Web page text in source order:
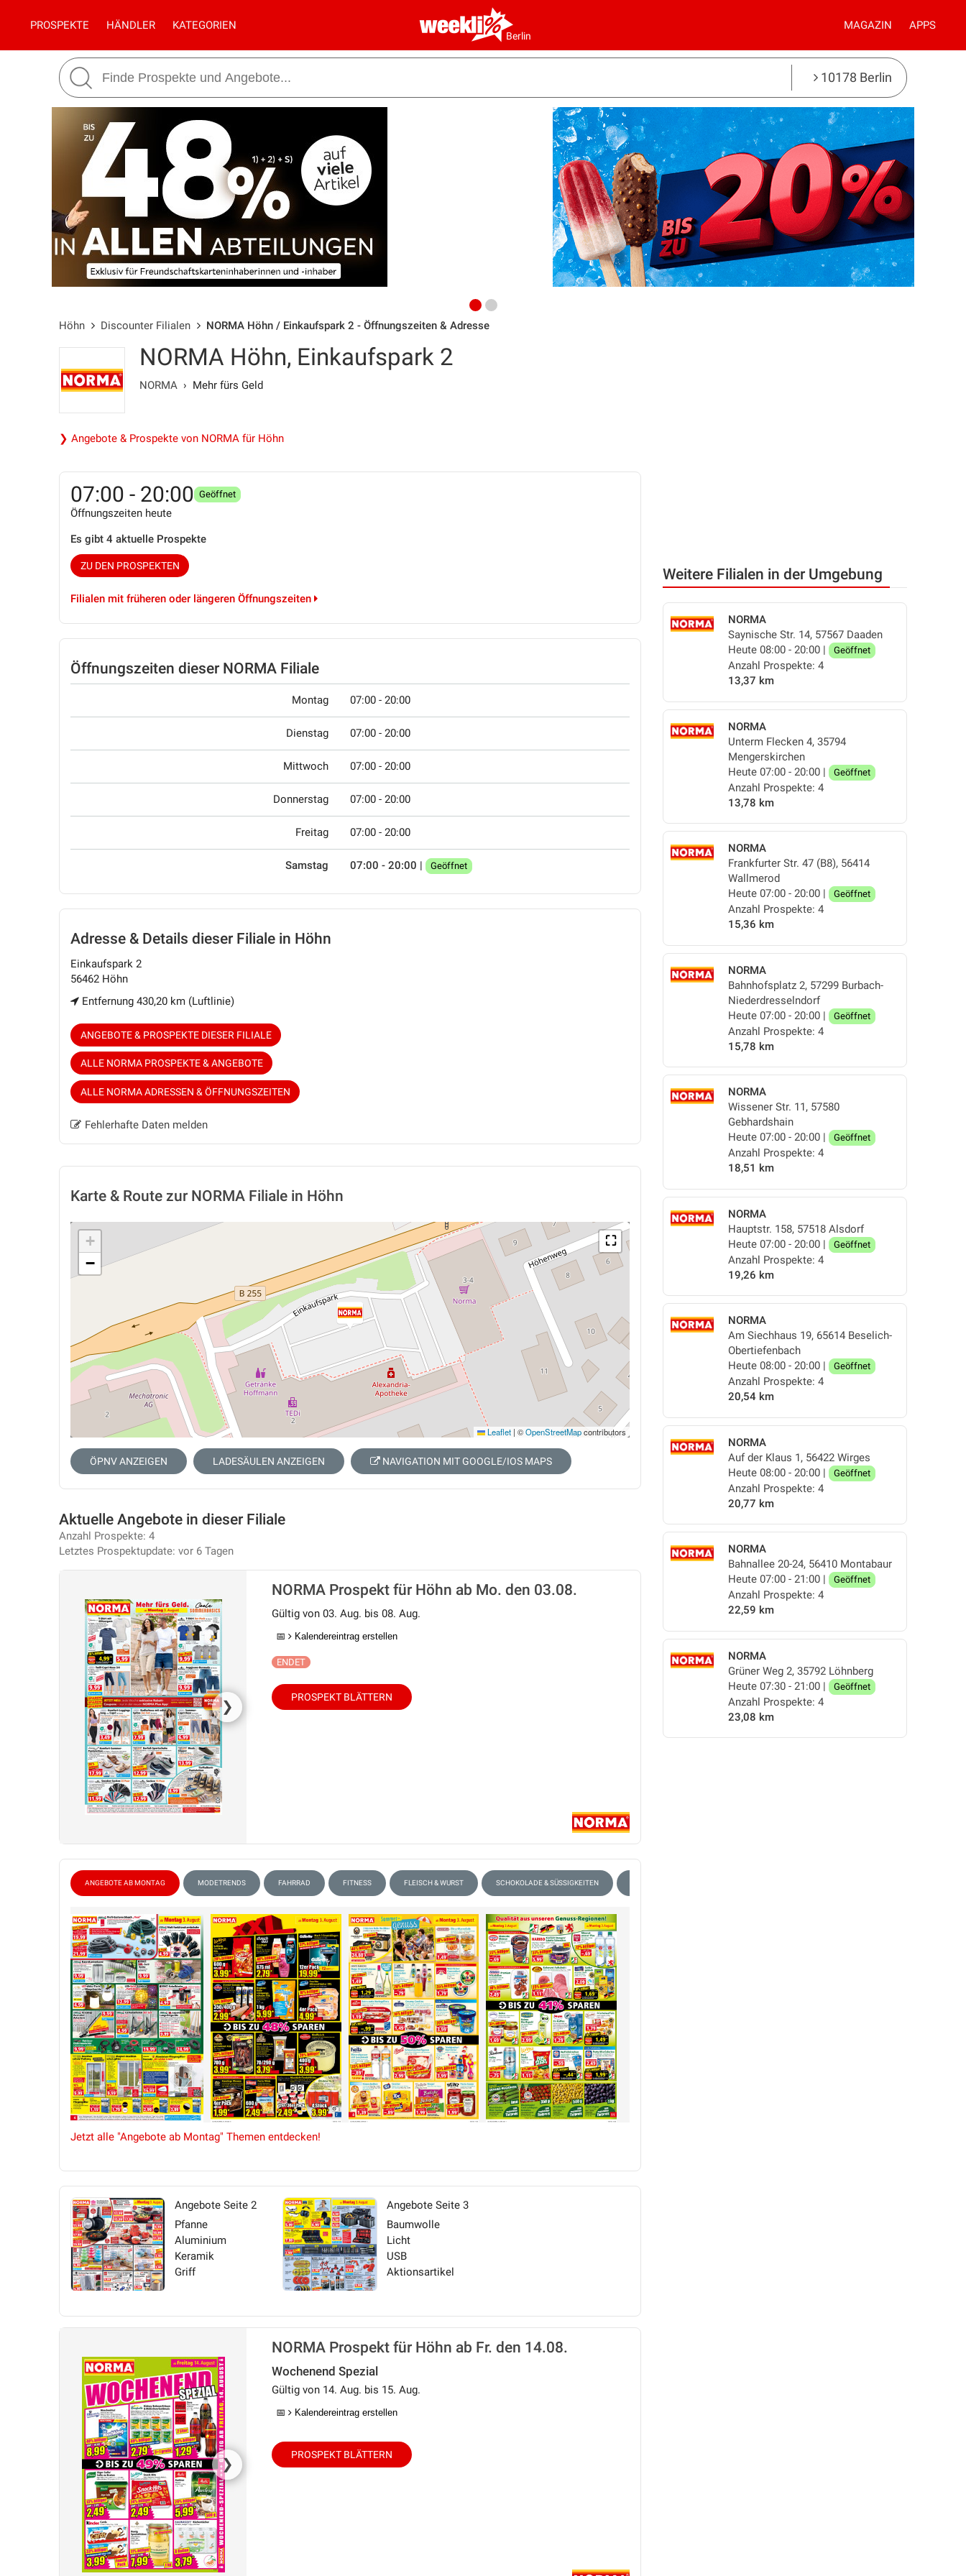
Berlin
PROSPEKTE HÄNDLER KATEGORIEN MAGAZIN APPS
10178 Berlin
Höhn Discounter Filialen NORMA Höhn / Einkaufspark 2 - Öffnungszeiten & Adresse
Weitere Filialen in der Umgebung
NORMA
Saynische Str. 14, 57567 Daaden
Heute 08:00 - 20:00 |
Geöffnet
Anzahl Prospekte: 4
13,37 km
NORMA
Unterm Flecken 4, 35794
Mengerskirchen
Heute 07:00 - 20:00 |
Geöffnet
Anzahl Prospekte: 4
13,78 km
NORMA
Frankfurter Str. 47 (B8), 56414
Wallmerod
Heute 07:00 - 20:00 |
Geöffnet
Anzahl Prospekte: 4
15,36 km
NORMA
Bahnhofsplatz 2, 57299 Burbach-
Niederdresselndorf
Heute 07:00 - 20:00 |
Geöffnet
Anzahl Prospekte: 4
15,78 km
NORMA
Wissener Str. 11, 57580
Gebhardshain
Heute 07:00 - 20:00 |
Geöffnet
Anzahl Prospekte: 4
18,51 km
NORMA
Hauptstr. 158, 57518 Alsdorf
Heute 07:00 - 20:00 |
Geöffnet
Anzahl Prospekte: 4
19,26 km
NORMA
Am Siechhaus 19, 65614 Beselich-
Obertiefenbach
Heute 08:00 - 20:00 |
Geöffnet
Anzahl Prospekte: 4
20,54 km
NORMA
Auf der Klaus 1, 56422 Wirges
Heute 08:00 - 20:00 |
Geöffnet
Anzahl Prospekte: 4
20,77 km
NORMA
Bahnallee 20-24, 56410 Montabaur
Heute 07:00 - 21:00 |
Geöffnet
Anzahl Prospekte: 4
22,59 km
NORMA
Grüner Weg 2, 35792 Löhnberg
Heute 07:30 - 21:00 |
Geöffnet
Anzahl Prospekte: 4
23,08 km
NORMA Höhn, Einkaufspark 2
NORMA › Mehr fürs Geld
❯ Angebote & Prospekte von NORMA für Höhn
07:00 - 20:00 Geöffnet
Öffnungszeiten heute
Es gibt 4 aktuelle Prospekte
ZU DEN PROSPEKTEN
Filialen mit früheren oder längeren Öffnungszeiten
Öffnungszeiten dieser NORMA Filiale
Montag 07:00 - 20:00
Dienstag 07:00 - 20:00
Mittwoch 07:00 - 20:00
Donnerstag 07:00 - 20:00
Freitag 07:00 - 20:00
Samstag 07:00 - 20:00 | Geöffnet
Adresse & Details dieser Filiale in Höhn
Einkaufspark 2
56462 Höhn
Entfernung 430,20 km (Luftlinie)
ANGEBOTE & PROSPEKTE DIESER FILIALE
ALLE NORMA PROSPEKTE & ANGEBOTE
ALLE NORMA ADRESSEN & ÖFFNUNGSZEITEN
Fehlerhafte Daten melden
Karte & Route zur NORMA Filiale in Höhn
⛶
+
−
Leaflet | ©OpenStreetMapcontributors
ÖPNV ANZEIGEN LADESÄULEN ANZEIGEN NAVIGATION MIT GOOGLE/IOS MAPS
Aktuelle Angebote in dieser Filiale
Anzahl Prospekte: 4
Letztes Prospektupdate: vor 6 Tagen
❯
NORMA Prospekt für Höhn ab Mo. den 03.08.
Gültig von 03. Aug. bis 08. Aug.
📅 Kalendereintrag erstellen
PROSPEKT BLÄTTERN
ANGEBOTE AB MONTAG MODETRENDS FAHRRAD FITNESS FLEISCH & WURST SCHOKOLADE & SÜSSIGKEITEN
Jetzt alle "Angebote ab Montag" Themen entdecken!
Angebote Seite 2
Pfanne
Aluminium
Keramik
Griff
Angebote Seite 3
Baumwolle
Licht
USB
Aktionsartikel
❯
NORMA Prospekt für Höhn ab Fr. den 14.08.
Wochenend Spezial
Gültig von 14. Aug. bis 15. Aug.
📅 Kalendereintrag erstellen
PROSPEKT BLÄTTERN